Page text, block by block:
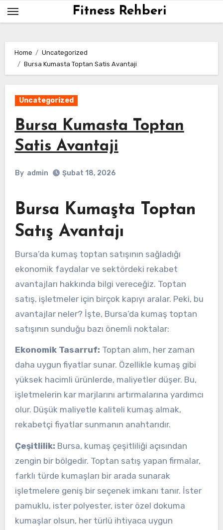
Skip
to
Fitness Rehberi
Home
Uncategorized
Bursa Kumasta Toptan Satis Avantaji
Uncategorized
Bursa Kumasta Toptan
Satis Avantaji
By admin Şubat 18, 2026
Bursa Kumaşta Toptan
Satış Avantajı
Bursa’da kumaş toptan satışının sağladığı
ekonomik faydalar ve sektördeki rekabet
avantajları hakkında bilgi vereceğiz. Toptan
satış, işletmeler için birçok kapıyı aralar. Peki, bu
avantajlar neler? İşte, Bursa’da kumaş toptan
satışının sunduğu bazı önemli noktalar:
Ekonomik Tasarruf: Toptan alım, her zaman
daha uygun fiyatlar sunar. Özellikle kumaş gibi
yüksek hacimli ürünlerde, maliyetler düşer. Bu,
işletmelerin kar marjlarını artırmalarına yardımcı
olur. Düşük maliyetle kaliteli kumaş almak,
rekabetçi fiyatlar sunmanın anahtarıdır.
Çeşitlilik: Bursa, kumaş çeşitliliği açısından
zengin bir bölgedir. Toptan satış yapan firmalar,
farklı türde kumaşları bir arada sunarak
işletmelere geniş bir seçenek imkanı tanır. İster
pamuklu, ister polyester, ister özel dokuma
kumaşlar olsun, her türlü ihtiyaca uygun